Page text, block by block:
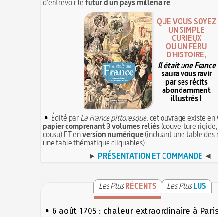
d'entrevoir lefutur d'un pays millénaire
QUE VOUS SOYEZ
UN SIMPLE
CURIEUX
OU UN FÉRU
D'HISTOIRE,
Il était une France
saura vous ravir
par ses récits
abondamment
illustrés !
Édité parLa France pittoresque, cet ouvrage existe en
papier comprenant 3 volumes reliés(couverture
cousu) ET enversion numérique(incluant une table des
une table thématique cliquables)
► PRÉSENTATION ET COMMANDE ◄
Les PlusRÉCENTS Les PlusLUS
6 août 1705 : chaleur extraordinaire à Paris